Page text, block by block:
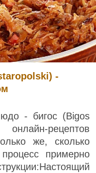
-
- бигос (Bigos
рецептов
же, сколько
примерно